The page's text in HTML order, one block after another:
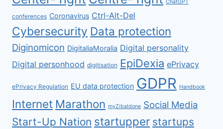
ChatGPT
conferences Coronavirus Ctrl-Alt-Del
Cybersecurity Data protection
Diginomicon DigitaliaMoralia Digital personality
Digital personhood digitisation EpiDexia ePrivacy
ePrivacy Regulation EU data protection GDPR Handbook
Internet Marathon myZibaldone Social Media
Start-Up Nation startupper startups